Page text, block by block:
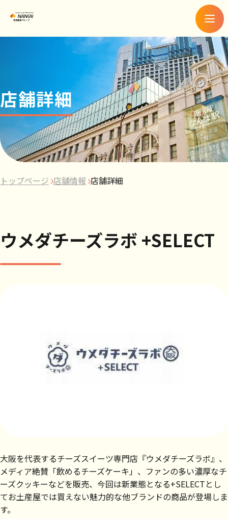
メ
ニ
ュ
ー
店舗詳細
トップページ 店舗情報 店舗詳細
ウメダチーズラボ +SELECT
大阪を代表するチーズスイーツ専門店『ウメダチーズラボ』、
メディア絶賛「飲めるチーズケーキ」、ファンの多い濃厚なチ
ーズクッキーなどを販売、今回は新業態となる+SELECTとし
てお土産屋では買えない魅力的な他ブランドの商品が登場しま
す。